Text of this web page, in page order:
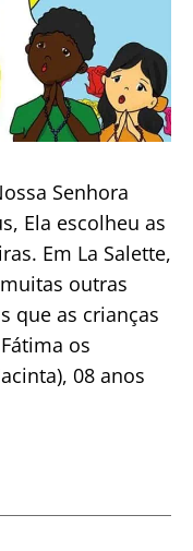
Senhora
Ela escolheu as
Em La Salette,
outras
que as crianças
os
08 anos